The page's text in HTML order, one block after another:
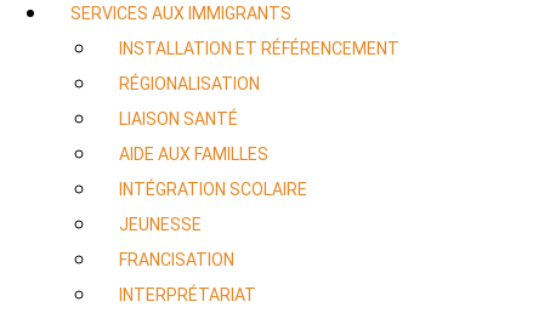
SERVICES AUX IMMIGRANTS
INSTALLATION ET RÉFÉRENCEMENT
RÉGIONALISATION
LIAISON SANTÉ
AIDE AUX FAMILLES
INTÉGRATION SCOLAIRE
JEUNESSE
FRANCISATION
INTERPRÉTARIAT